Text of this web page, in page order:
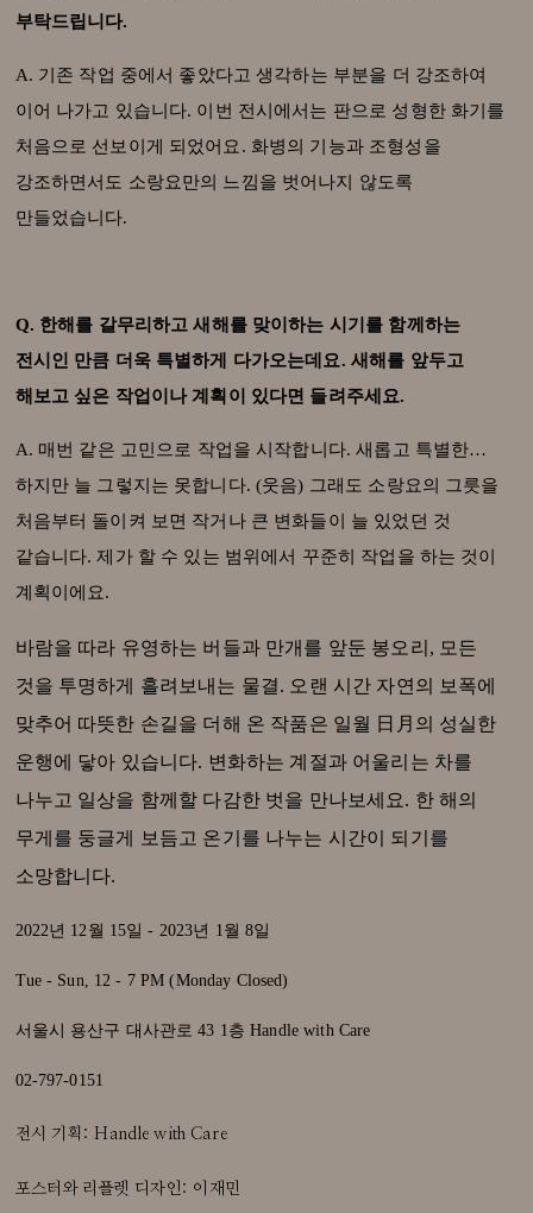
부탁드립니다.
A. 기존 작업 중에서 좋았다고 생각하는 부분을 더 강조하여
이어 나가고 있습니다. 이번 전시에서는 판으로 성형한 화기를
처음으로 선보이게 되었어요. 화병의 기능과 조형성을
강조하면서도 소랑요만의 느낌을 벗어나지 않도록
만들었습니다.
Q. 한해를 갈무리하고 새해를 맞이하는 시기를 함께하는
전시인 만큼 더욱 특별하게 다가오는데요. 새해를 앞두고
해보고 싶은 작업이나 계획이 있다면 들려주세요.
A. 매번 같은 고민으로 작업을 시작합니다. 새롭고 특별한…
하지만 늘 그렇지는 못합니다. (웃음) 그래도 소랑요의 그릇을
처음부터 돌이켜 보면 작거나 큰 변화들이 늘 있었던 것
같습니다. 제가 할 수 있는 범위에서 꾸준히 작업을 하는 것이
계획이에요.
바람을 따라 유영하는 버들과 만개를 앞둔 봉오리, 모든
것을 투명하게 흘려보내는 물결. 오랜 시간 자연의 보폭에
맞추어 따뜻한 손길을 더해 온 작품은 일월 日月의 성실한
운행에 닿아 있습니다. 변화하는 계절과 어울리는 차를
나누고 일상을 함께할 다감한 벗을 만나보세요. 한 해의
무게를 둥글게 보듬고 온기를 나누는 시간이 되기를
소망합니다.
2022년 12월 15일 - 2023년 1월 8일
Tue - Sun, 12 - 7 PM (Monday Closed)
서울시 용산구 대사관로 43 1층 Handle with Care
02-797-0151
전시 기획: Handle with Care
포스터와 리플렛 디자인: 이재민